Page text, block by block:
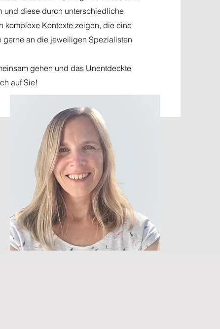
und diese durch unterschiedliche
komplexe Kontexte zeigen, die eine
an die jeweiligen Spezialisten
gehen und das Unentdeckte
auf Sie!